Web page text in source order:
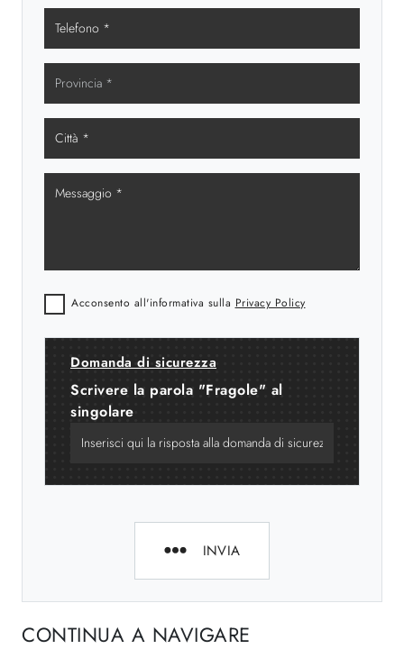
Acconsento all'informativa sulla Privacy Policy
Domanda di sicurezza
Scrivere la parola "Fragole" al
singolare
INVIA
CONTINUA A NAVIGARE